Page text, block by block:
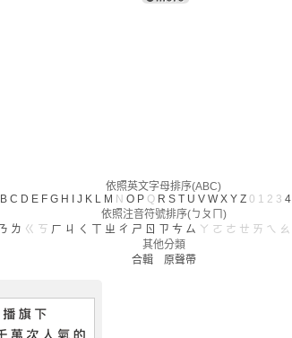
依照英文字母排序(ABC)
B C D E F G H J K L M N O P Q R S T U V W X Y Z 0 1 2 3 4
依照注音符號排序(ㄅㄆㄇ)
ㄋ ㄌ ㄍ ㄎ ㄏ ㄐ ㄑ ㄓ ㄔ ㄕ ㄖ ㄗ ㄘ ㄙ ㄚ ㄛ ㄜ ㄝ ㄞ ㄟ ㄠ
其他分類
合輯
原聲帶